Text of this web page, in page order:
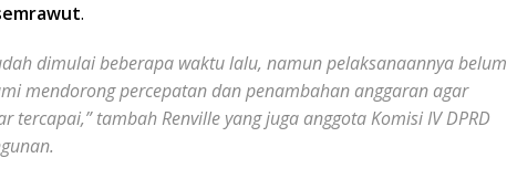
.
dimulai beberapa waktu lalu, namun pelaksanaannya belum
mendorong percepatan dan penambahan anggaran agar
tercapai,” tambah Renville yang juga anggota Komisi IV DPRD